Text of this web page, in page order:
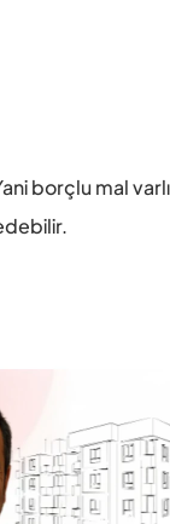
borçlu mal